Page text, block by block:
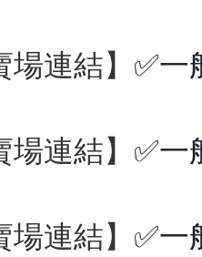
場連結】 ✅
場連結】 ✅一
場連結】 ✅一